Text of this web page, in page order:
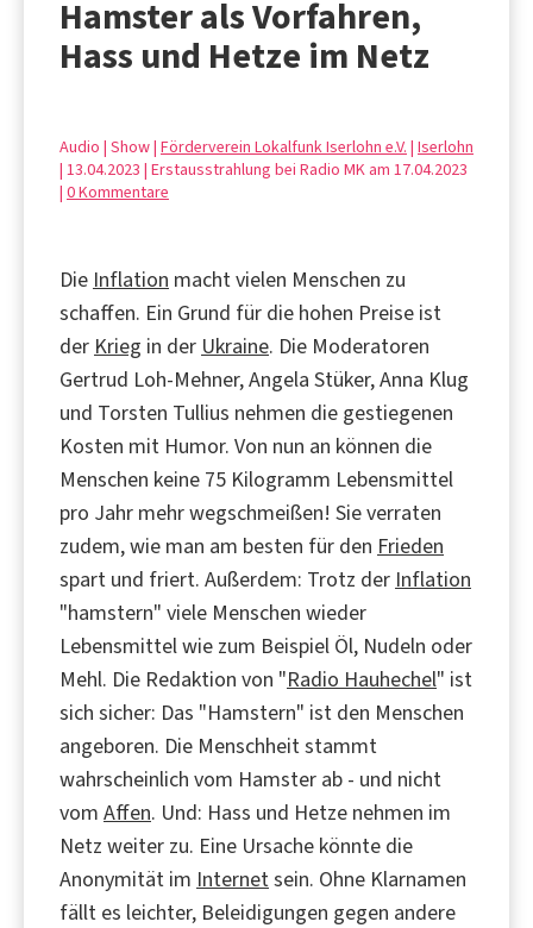
Hamster als Vorfahren,
Hass und Hetze im Netz
Audio | Show | Förderverein Lokalfunk Iserlohn e.V. | Iserlohn
| 13.04.2023 | Erstausstrahlung bei Radio MK am 17.04.2023
| 0 Kommentare
Die Inflation macht vielen Menschen zu
schaffen. Ein Grund für die hohen Preise ist
der Krieg in der Ukraine. Die Moderatoren
Gertrud Loh-Mehner, Angela Stüker, Anna Klug
und Torsten Tullius nehmen die gestiegenen
Kosten mit Humor. Von nun an können die
Menschen keine 75 Kilogramm Lebensmittel
pro Jahr mehr wegschmeißen! Sie verraten
zudem, wie man am besten für den Frieden
spart und friert. Außerdem: Trotz der Inflation
"hamstern" viele Menschen wieder
Lebensmittel wie zum Beispiel Öl, Nudeln oder
Mehl. Die Redaktion von "Radio Hauhechel" ist
sich sicher: Das "Hamstern" ist den Menschen
angeboren. Die Menschheit stammt
wahrscheinlich vom Hamster ab - und nicht
vom Affen. Und: Hass und Hetze nehmen im
Netz weiter zu. Eine Ursache könnte die
Anonymität im Internetsein. Ohne Klarnamen
fällt es leichter, Beleidigungen gegen andere